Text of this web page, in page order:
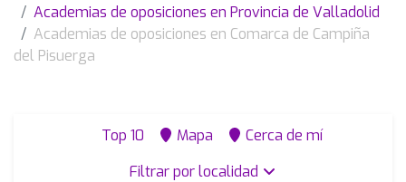
Academias de oposiciones en Provincia de Valladolid
Academias de oposiciones en Comarca de Campiña
del Pisuerga
Top 10 Mapa
Cerca de mí
Filtrar por localidad